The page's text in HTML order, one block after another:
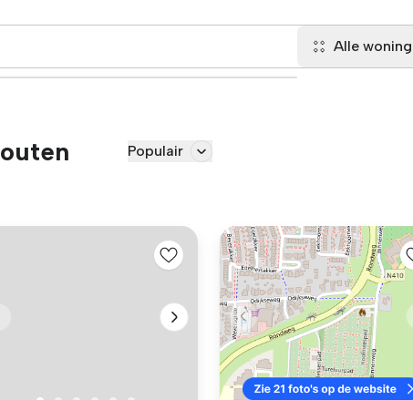
Alle
Populair